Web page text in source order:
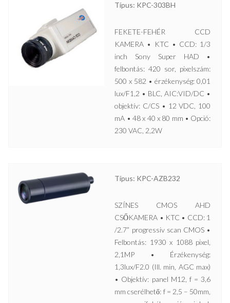
Típus: KPC-303BH
FEKETE-FEHÉR CCD
KAMERA • KTC • CCD: 1/3
inch Sony Super HAD •
felbontás: 420 sor, pixelszám:
500 x 582 • érzékenység: 0,01
lux/F1,2 • BLC, AIC:VID/DC •
objektív: C/CS • 12 VDC, 100
mA • 48 x 40 x 80 mm • Opció:
230 VAC, 2,2W
Típus: KPC-AZB232
SZÍNES CMOS AHD
CSŐKAMERA • KTC • CCD: 1
/2.7” progressiv scan CMOS •
Felbontás: 1930 x 1088 pixel,
2,1MP • Érzékenység:
1,3lux/F2.0 (Ill. min, AGC max)
• Objektív: panel M12, f = 3,6
mm cserélhető: f = 2,5 – 50mm,